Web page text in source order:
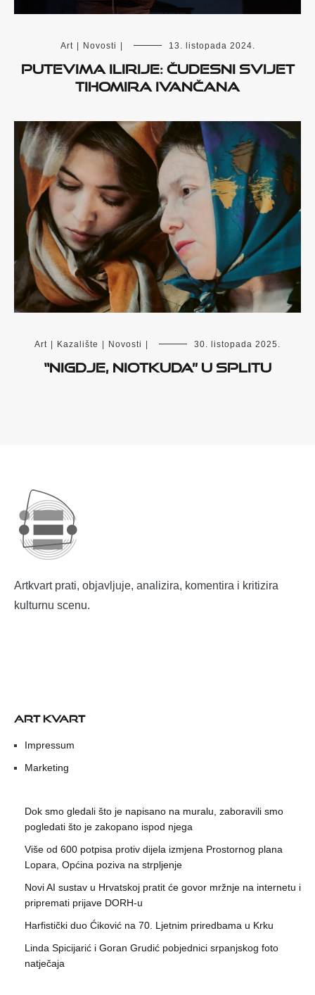
Art Novosti 13. listopada 2024.
PUTEVIMA ILIRIJE: Čudesni svijet
Tihomira Ivančana
Art Kazalište Novosti 30. listopada 2025.
“Nigdje, niotkuda” u Splitu
Artkvart prati, objavljuje, analizira, komentira i kritizira
kulturnu scenu.
ART KVART
Impressum
Marketing
Dok smo gledali što je napisano na muralu, zaboravili smo
pogledati što je zakopano ispod njega
Više od 600 potpisa protiv dijela izmjena Prostornog plana
Lopara, Općina poziva na strpljenje
Novi AI sustav u Hrvatskoj pratit će govor mržnje na internetu i
pripremati prijave DORH-u
Harfistički duo Ćiković na 70. Ljetnim priredbama u Krku
Linda Spicijarić i Goran Grudić pobjednici srpanjskog foto
natječaja